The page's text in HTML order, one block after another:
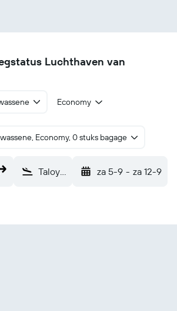
Luchthaven van
Economy
Economy, 0 stuks bagage
Taloyoak (YYH) za 5-9 - za 12-9